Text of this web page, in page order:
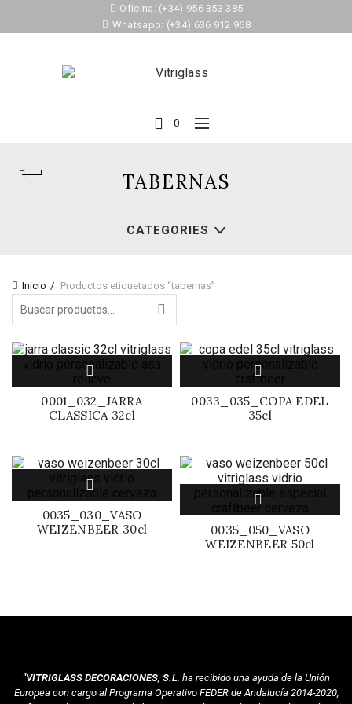
Oficina: (+34) 956 353 385
Whatsapp: (+34) 636 912 968
0
TABERNAS
CATEGORIES
Inicio Productos etiquetados “tabernas”
for:
0001_032_JARRA
CLASSICA 32cl
0033_035_COPA EDEL
35cl
0035_030_VASO
WEIZENBEER 30cl
0035_050_VASO
WEIZENBEER 50cl
"VITRIGLASS DECORACIONES, S.L. ha recibido una ayuda de la Unión
Europea con cargo al Programa Operativo FEDER de Andalucía 2014-2020,